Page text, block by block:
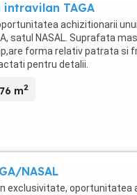
TAGA
achizitionarii
satul NASAL. Suprafata
forma relativ patrata si
pentru detalii.
m2
NASAL
exclusivitate, oportunitatea